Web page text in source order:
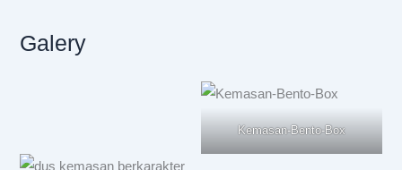
Galery
Kemasan-Bento-Box